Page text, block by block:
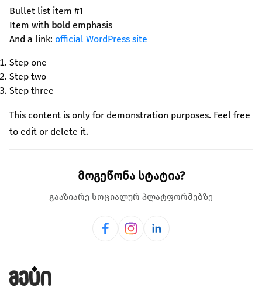
იზრუნე ცხოველების უკეთეს გარემოზე
კულტურა/ხელოვნება
შექმენი კულტურულ სივრცეები, განავითარე
გაეცი მეტი
ცვლილებისა და მეტი განვითარების
უზრუნველყოფას
Bullet list item #1
Item with bold emphasis
And a link: official WordPress site
Step one
Step two
Step three
This content is only for demonstration purposes. Feel free
to edit or delete it.
მოგეწონა სტატია?
გააზიარე სოციალურ პლატფორმებზე